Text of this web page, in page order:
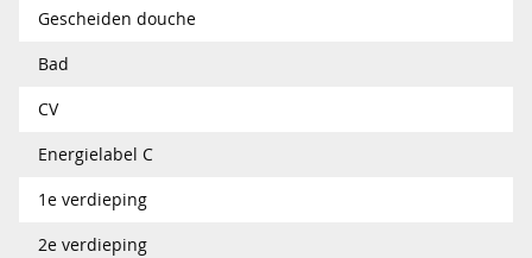
Gescheiden douche
Bad
CV
Energielabel C
1e verdieping
2e verdieping